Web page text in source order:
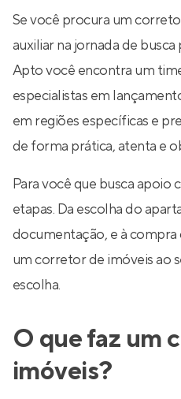
Se você procura um
auxiliar na jornada de
Apto você encontra um
especialistas em
em regiões específicas e
de forma prática, atenta e
Para você que busca apoio
etapas. Da escolha do
documentação, e à
um corretor de imóveis ao
escolha.
O que faz um
imóveis?